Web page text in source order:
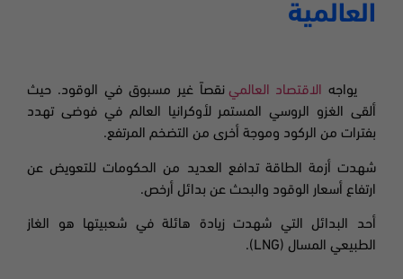
العالمية
يواجه الاقتصاد العالمي نقصاً غير مسبوق في الوقود. حيث
ألقى الغزو الروسي المستمر لأوكرانيا العالم في فوضى تهدد
بفترات من الركود وموجة أخرى من التضخم المرتفع.
شهدت أزمة الطاقة تدافع العديد من الحكومات للتعويض عن
ارتفاع أسعار الوقود والبحث عن بدائل أرخص.
أحد البدائل التي شهدت زيادة هائلة في شعبيتها هو الغاز
الطبيعي المسال (LNG).